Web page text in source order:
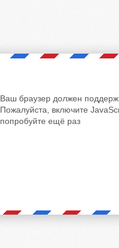
Ваш браузер должен
Пожалуйста, включите
попробуйте ещё раз